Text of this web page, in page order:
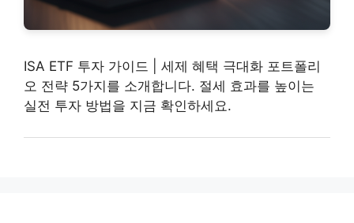
ISA ETF 투자 가이드 | 세제 혜택 극대화 포트폴리
오 전략 5가지를 소개합니다. 절세 효과를 높이는
실전 투자 방법을 지금 확인하세요.